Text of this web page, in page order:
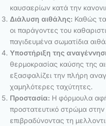
καυσαερίων κατά την
Διάλυση αιθάλης: Καθώς
οι παράγοντες του
παγιδευμένα σωματίδια
Υποστήριξη της
θερμοκρασίας καύσης της
εξασφαλίζει την πλήρη
χαμηλότερες ταχύτητες.
Προστασία: Η φόρμουλα
προστατευτικό στρώμα στην
επιβραδύνοντας τη